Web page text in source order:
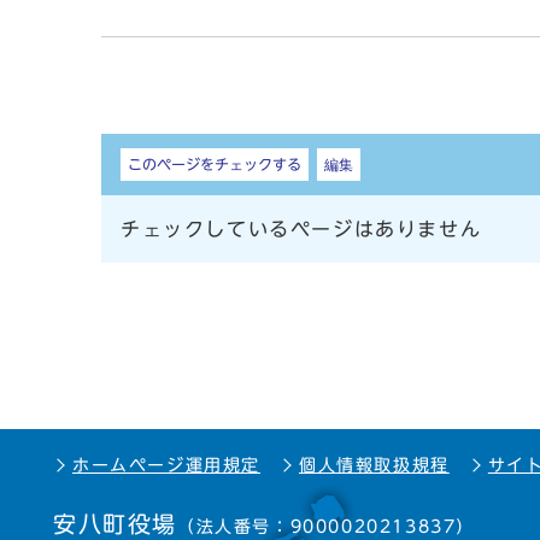
しおり
このページをチェックする 編集
チェックしているページはありません
ホームページ運用規定 個人情報取扱規程 サイ
安八町役場 （法人番号：9000020213837）